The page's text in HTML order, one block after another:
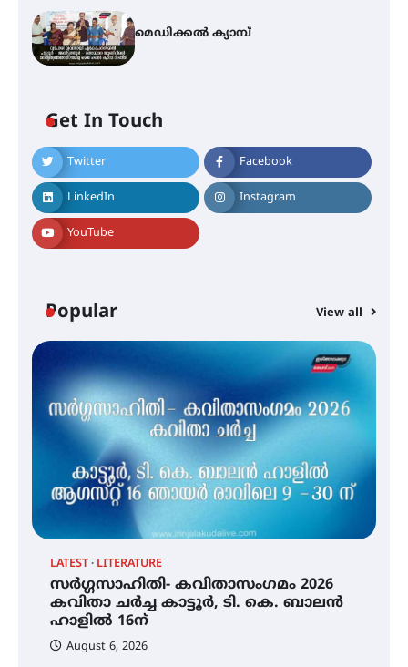
മെഡിക്കൽ ക്യാമ്പ്
Get In Touch
Twitter Facebook
LinkedIn Instagram
YouTube
Popular View all
LATEST LITERATURE
സർഗ്ഗസാഹിതി- കവിതാസംഗമം 2026
കവിതാ ചർച്ച കാട്ടൂർ, ടി. കെ. ബാലൻ
ഹാളിൽ 16ന്
August 6, 2026
ഇടത്തരം മഴയ്ക്കും കാറ്റിനും
സാധ്യത ഇരിങ്ങാലക്കുടയിൽ 4.4
മില്ലി മീറ്റർ മഴ ലഭിച്ചു
നേട്ടം പ്രതിസന്ധികളോട് പൊരുതി
മെഡിക്കൽ ക്യാമ്പ്
തായ് ചി – ക്വിഗോങ്ങ്
പരിചയപ്പെടാം
തേലപ്പിളളി പാറേമൽ വറീത്
തോമാസ് (69) അന്തരിച്ചു